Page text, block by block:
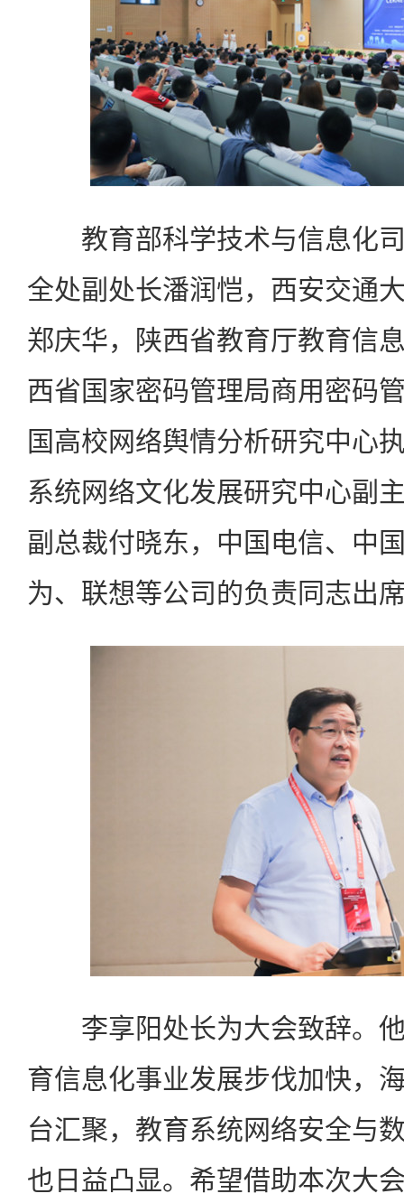
教育部科学技术与信息化司
全处副处长潘润恺，西安交通
郑庆华，陕西省教育厅教育信
西省国家密码管理局商用密码
国高校网络舆情分析研究中心
系统网络文化发展研究中心副
副总裁付晓东，中国电信、中
为、联想等公司的负责同志出
李享阳处长为大会致辞。他
育信息化事业发展步伐加快，
台汇聚，教育系统网络安全与
也日益凸显。希望借助本次大